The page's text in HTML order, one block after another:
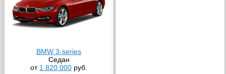
BMW 3-series
Седан
от 1 820 000 руб.